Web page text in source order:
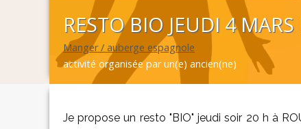
RESTO BIO JEUDI 4
Manger / auberge espagnole
activité organisée par un(e) ancien(ne)
Je propose un resto "BIO" jeudi soir 20 h à